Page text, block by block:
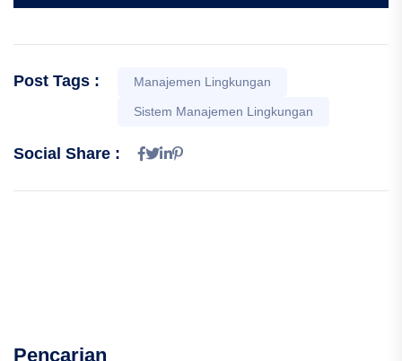
Post Tags : Manajemen Lingkungan
Sistem Manajemen Lingkungan
Social Share :
Pencarian